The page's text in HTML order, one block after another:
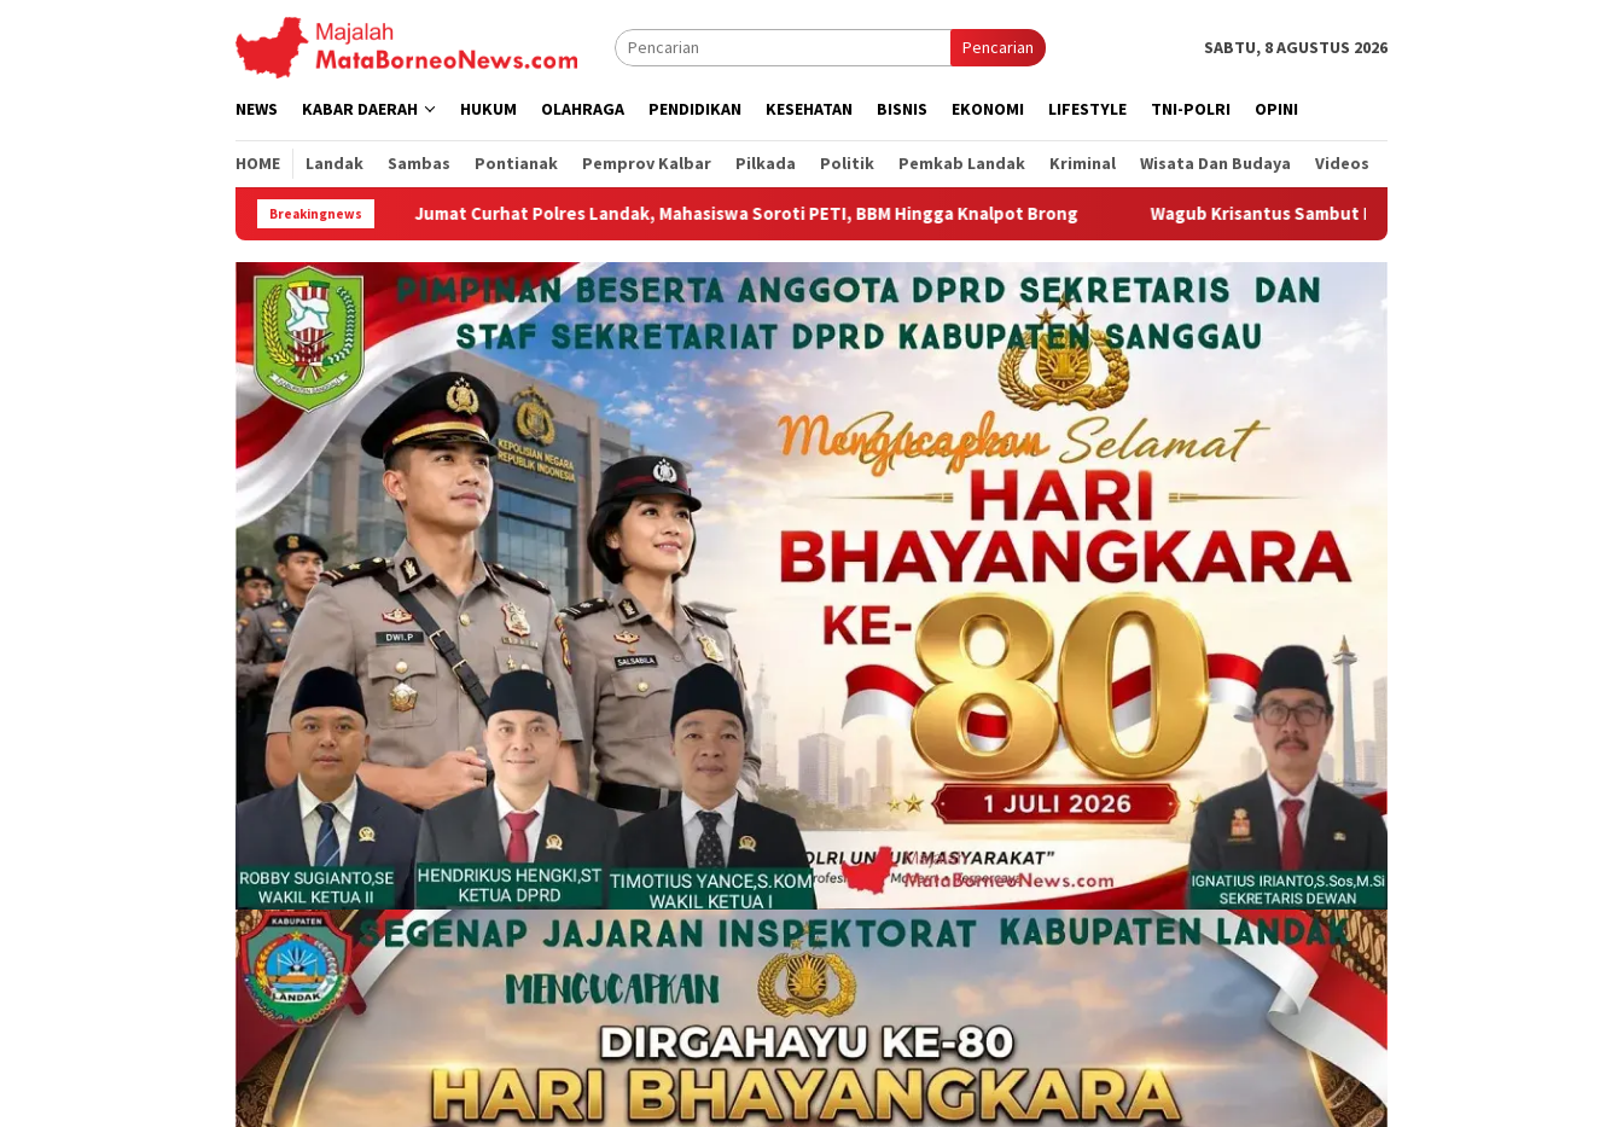
Pencarian SABTU, 8 AGUSTUS 2026
NEWS KABAR DAERAH HUKUM OLAHRAGA PENDIDIKAN KESEHATAN BISNIS EKONOMI LIFESTYLE TNI-POLRI OPINI
HOME Landak Sambas Pontianak Pemprov Kalbar Pilkada Politik Pemkab Landak Kriminal Wisata Dan Budaya Videos
Breakingnews
Jumat Curhat Polres Landak, Mahasiswa Soroti PETI, BBM Hingga Knalpot Brong Wagub Krisantus Sambut Kembali Berjalannya Ekspor Alumina, Dorong Penguatan Infrastruktur